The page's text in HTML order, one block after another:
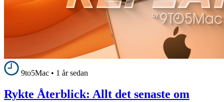
9to5Mac • 1 år sedan
Rykte Återblick: Allt det senaste om